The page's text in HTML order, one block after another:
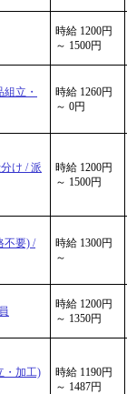
時給 1200円
～ 1500円
立・
時給 1260円
～ 0円
け / 派
時給 1200円
～ 1500円
不要) /
時給 1300円
～
時給 1200円
～ 1350円
・加工)
時給 1190円
～ 1487円